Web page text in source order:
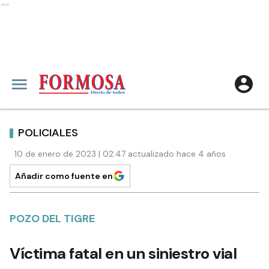
Ads
POLICIALES
10 de enero de 2023 | 02:47 actualizado hace 4 años
Añadir como fuente en
POZO DEL TIGRE
Víctima fatal en un siniestro vial